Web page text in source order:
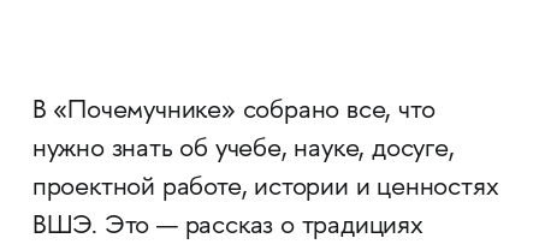
В «Почемучнике» собрано все, что
нужно знать об учебе, науке, досуге,
проектной работе, истории и ценностях
ВШЭ. Это — рассказ о традициях